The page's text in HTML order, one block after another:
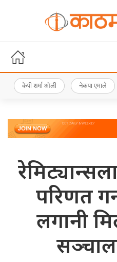
केपी शर्मा ओली नेकपा एमाले
परिणत
लगानी